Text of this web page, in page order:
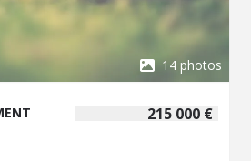
14 photos
215 000 €